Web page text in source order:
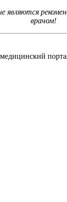
врачом!